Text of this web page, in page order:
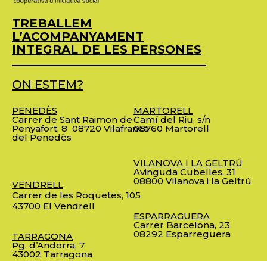
TREBALLEM
L’ACOMPANYAMENT
INTEGRAL DE LES PERSONES
ON ESTEM?
PENEDÈS
Carrer de Sant Raimon de
Penyafort, 8 08720 Vilafranca
del Penedès
VENDRELL
Carrer de les Roquetes, 105
43700 El Vendrell
TARRAGONA
Pg. d’Andorra, 7
43002 Tarragona
MARTORELL
Camí del Riu, s/n
08760 Martorell
VILANOVA I LA GELTRÚ
Avinguda Cubelles, 31
08800 Vilanova i la Geltrú
ESPARRAGUERA
Carrer Barcelona, 23
08292 Esparreguera